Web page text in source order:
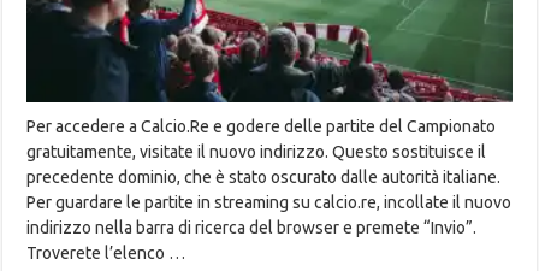
Per accedere a Calcio.Re e godere delle partite del Campionato
gratuitamente, visitate il nuovo indirizzo. Questo sostituisce il
precedente dominio, che è stato oscurato dalle autorità italiane.
Per guardare le partite in streaming su calcio.re, incollate il nuovo
indirizzo nella barra di ricerca del browser e premete “Invio”.
Troverete l’elenco …